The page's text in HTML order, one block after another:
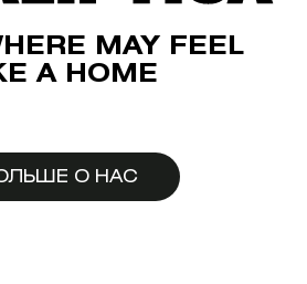
MAY FEEL
A HOME
О НАС